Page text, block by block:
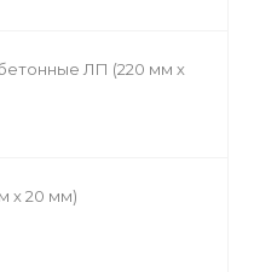
ЛП (220 мм х
х 20 мм)